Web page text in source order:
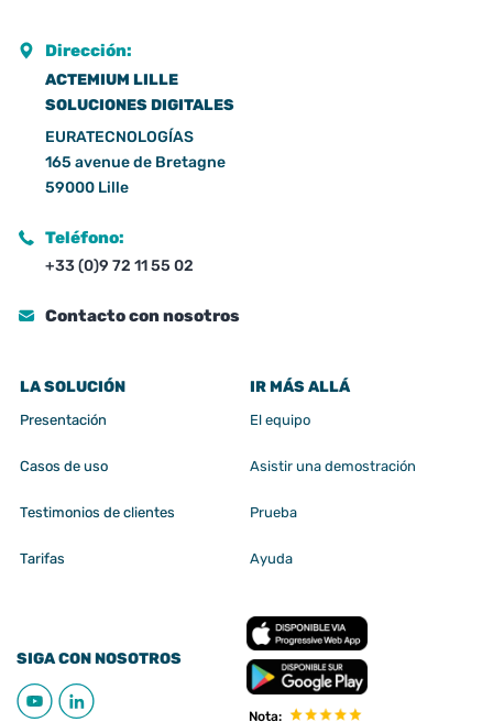
Dirección:
ACTEMIUM LILLE
SOLUCIONES DIGITALES
EURATECNOLOGÍAS
165 avenue de Bretagne
59000 Lille
Teléfono:
+33 (0)9 72 11 55 02
Contacto con nosotros
LA SOLUCIÓN
Presentación
Casos de uso
Testimonios de clientes
Tarifas
IR MÁS ALLÁ
El equipo
Asistir una demostración
Prueba
Ayuda
SIGA CON NOSOTROS
Nota: